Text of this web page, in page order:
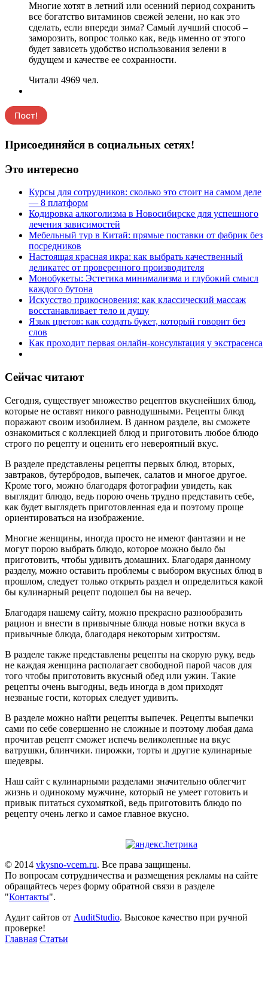
Многие хотят в летний или осенний период сохранить
все богатство витаминов свежей зелени, но как это
сделать, если впереди зима? Самый лучший способ –
заморозить, вопрос только как, ведь именно от этого
будет зависеть удобство использования зелени в
будущем и качестве ее сохранности.
Читали 4969 чел.
Присоединяйся в социальных сетях!
Это интересно
Курсы для сотрудников: сколько это стоит на самом деле
— 8 платформ
Кодировка алкоголизма в Новосибирске для успешного
лечения зависимостей
Мебельный тур в Китай: прямые поставки от фабрик без
посредников
Настоящая красная икра: как выбрать качественный
деликатес от проверенного производителя
Монобукеты: Эстетика минимализма и глубокий смысл
каждого бутона
Искусство прикосновения: как классический массаж
восстанавливает тело и душу
Язык цветов: как создать букет, который говорит без
слов
Как проходит первая онлайн-консультация у экстрасенса
Сейчас читают
Сегодня, существует множество рецептов вкуснейших блюд,
которые не оставят никого равнодушными. Рецепты блюд
поражают своим изобилием. В данном разделе, вы сможете
ознакомиться с коллекцией блюд и приготовить любое блюдо
строго по рецепту и оценить его невероятный вкус.
В разделе представлены рецепты первых блюд, вторых,
завтраков, бутербродов, выпечек, салатов и многое другое.
Кроме того, можно благодаря фотографии увидеть, как
выглядит блюдо, ведь порою очень трудно представить себе,
как будет выглядеть приготовленная еда и поэтому проще
ориентироваться на изображение.
Многие женщины, иногда просто не имеют фантазии и не
могут порою выбрать блюдо, которое можно было бы
приготовить, чтобы удивить домашних. Благодаря данному
разделу, можно оставить проблемы с выбором вкусных блюд в
прошлом, следует только открыть раздел и определиться какой
бы кулинарный рецепт подошел бы на вечер.
Благодаря нашему сайту, можно прекрасно разнообразить
рацион и внести в привычные блюда новые нотки вкуса в
привычные блюда, благодаря некоторым хитростям.
В разделе также представлены рецепты на скорую руку, ведь
не каждая женщина располагает свободной парой часов для
того чтобы приготовить вкусный обед или ужин. Такие
рецепты очень выгодны, ведь иногда в дом приходят
незваные гости, которых следует удивить.
В разделе можно найти рецепты выпечек. Рецепты выпечки
сами по себе совершенно не сложные и поэтому любая дама
прочитав рецепт сможет испечь великолепные на вкус
ватрушки, блинчики. пирожки, торты и другие кулинарные
шедевры.
Наш сайт с кулинарными разделами значительно облегчит
жизнь и одинокому мужчине, который не умеет готовить и
привык питаться сухомяткой, ведь приготовить блюдо по
рецепту очень легко и самое главное вкусно.
© 2014 vkysno-vcem.ru. Все права защищены.
По вопросам сотрудничества и размещения рекламы на сайте
обращайтесь через форму обратной связи в разделе
"Контакты".
Аудит сайтов от AuditStudio. Высокое качество при ручной
проверке!
Главная Статьи